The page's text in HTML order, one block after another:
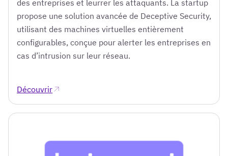
des entreprises et leurrer les attaquants. La startup
propose une solution avancée de Deceptive Security,
utilisant des machines virtuelles entièrement
configurables, conçue pour alerter les entreprises en
cas d’intrusion sur leur réseau.
Découvrir